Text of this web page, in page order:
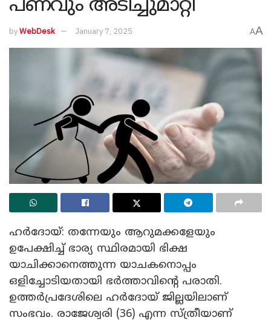
പണവും അടിച്ചുമാറ്റി
byWebDesk January 7, 2025 AA
ഹർദോയ്: തന്നേയും ആറുമക്കളേയും
ഉപേക്ഷിച്ച് ഭാര്യ സ്ഥിരമായി ഭിക്ഷ
യാചിക്കാനെത്തുന്ന യാചകനൊപ്പം
ഒളിച്ചോടിയതായി ഭർത്താവിന്റെ പരാതി.
ഉത്തർപ്രദേശിലെ ഹർദോയ് ജില്ലയിലാണ്
സംഭവം. രാജേശ്വരി (36) എന്ന സ്ത്രീയാണ്